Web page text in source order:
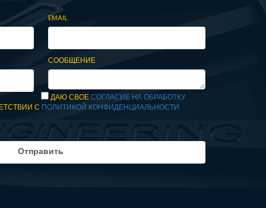
EMAIL
СООБЩЕНИЕ
ДАЮ СВОЕСОГЛАСИЕ НА ОБРАБОТКУ
С ПОЛИТИКОЙ КОНФИДЕНЦИАЛЬНОСТИ